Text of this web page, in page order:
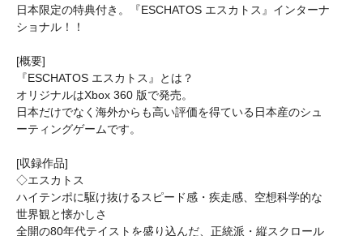
日本限定の特典付き。『ESCHATOS エスカトス』インターナ
ショナル！！
[概要]
『ESCHATOS エスカトス』とは？
オリジナルはXbox 360 版で発売。
日本だけでなく海外からも高い評価を得ている日本産のシュ
ーティングゲームです。
[収録作品]
◇エスカトス
ハイテンポに駆け抜けるスピード感・疾走感、空想科学的な
世界観と懐かしさ
全開の80年代テイストを盛り込んだ、正統派・縦スクロール